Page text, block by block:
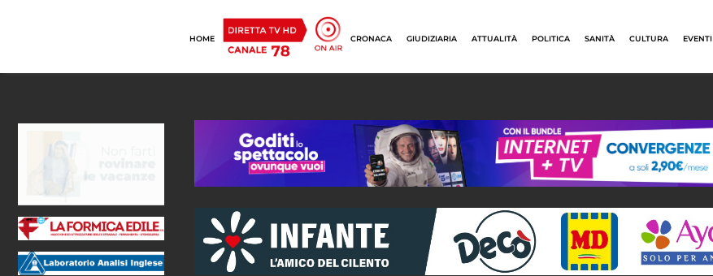
HOME CRONACA GIUDIZIARIA ATTUALITÀ POLITICA SANITÀ CULTURA EVENTI